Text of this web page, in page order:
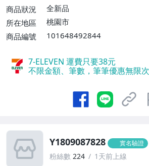
商品狀況
全新品
所在地區
桃園市
商品編號
101648492844
7-ELEVEN 運費只要38元
不限金額、筆數，筆筆優惠無限次
Y1809087828 實名驗證
粉絲數 224 1天前上線